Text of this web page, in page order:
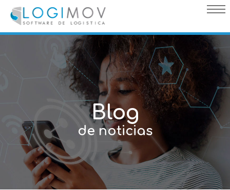
query failed, Table 'nwproject5_logimov.preload_images' doesn't
exist::SQL Query: /*qc=on*/ select * from preload_images where
pagina=15
Blog
de noticias